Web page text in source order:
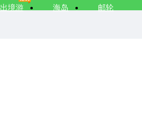
出境游 海岛 邮轮